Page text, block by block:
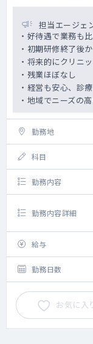
担当エージェ
・好待遇で業務も
・初期研修終了後
・将来的にクリニ
・残業ほぼなし
・経営も安心、診
・地域でニーズの
勤務地
科目
勤務内容
勤務内容詳細
給与
勤務日数
お気に入